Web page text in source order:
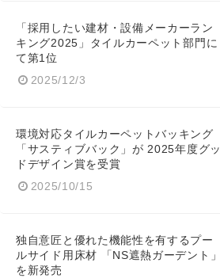
「採用したい建材・設備メーカーラン
キング2025」タイルカーペット部門に
て第1位
2025/12/3
環境対応タイルカーペットバッキング
「サスティブバック」が 2025年度グッ
ドデザイン賞を受賞
2025/10/15
独自意匠と優れた機能性を有するプー
ルサイド用床材 「NS遮熱ガーデント」
を新発売
Japanese
English